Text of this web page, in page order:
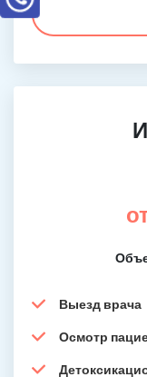
Выезд врача
Осмотр